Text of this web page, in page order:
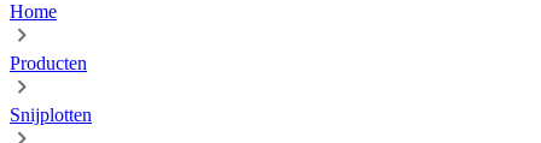
Home
Producten
Snijplotten